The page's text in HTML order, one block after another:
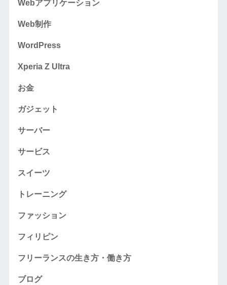
Webアプリケーション
Web制作
WordPress
Xperia Z Ultra
お金
ガジェット
サーバー
サービス
スイーツ
トレーニング
ファッション
フィリピン
フリーランスの生き方・働き方
ブログ